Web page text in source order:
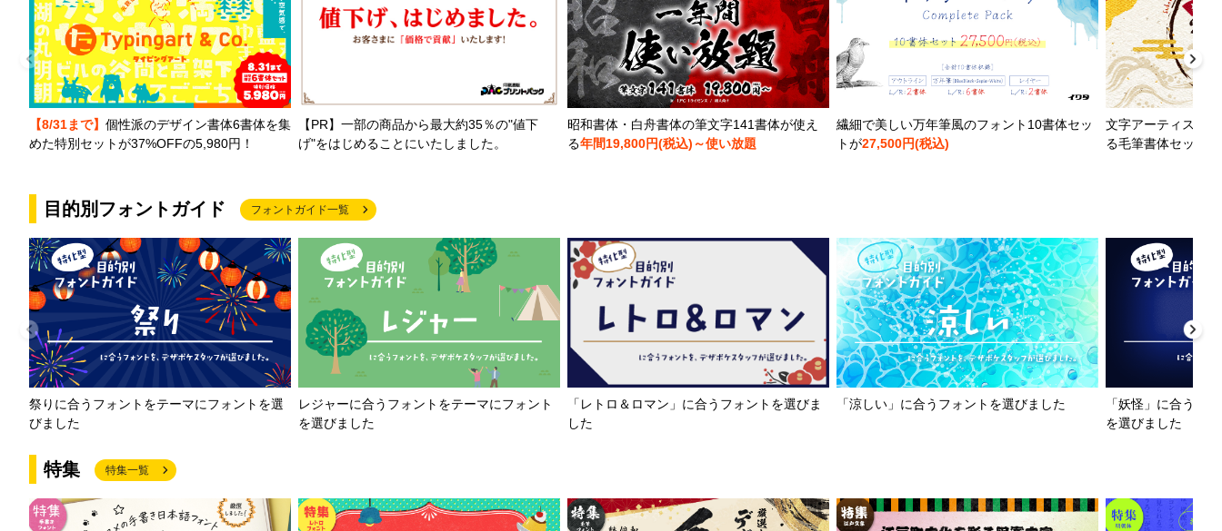
【8/31まで】 個性派のデザイン書体6書体を集
めた特別セットが37%OFFの5,980円！
【PR】一部の商品から最大約35％の"値下
げ"をはじめることにいたしました。
昭和書体・白舟書体の筆文字141書体が使え
る年間19,800円(税込)～使い放題
繊細で美しい万年筆風のフォント10書体セッ
トが27,500円(税込)
文字アーティスト
る毛筆書体セットが
目的別フォントガイド フォントガイド一覧
祭りに合うフォントをテーマにフォントを選
びました
レジャーに合うフォントをテーマにフォント
を選びました
「レトロ＆ロマン」に合うフォントを選びま
した
「涼しい」に合うフォントを選びました
「妖怪」に合うフ
を選びました
特集 特集一覧